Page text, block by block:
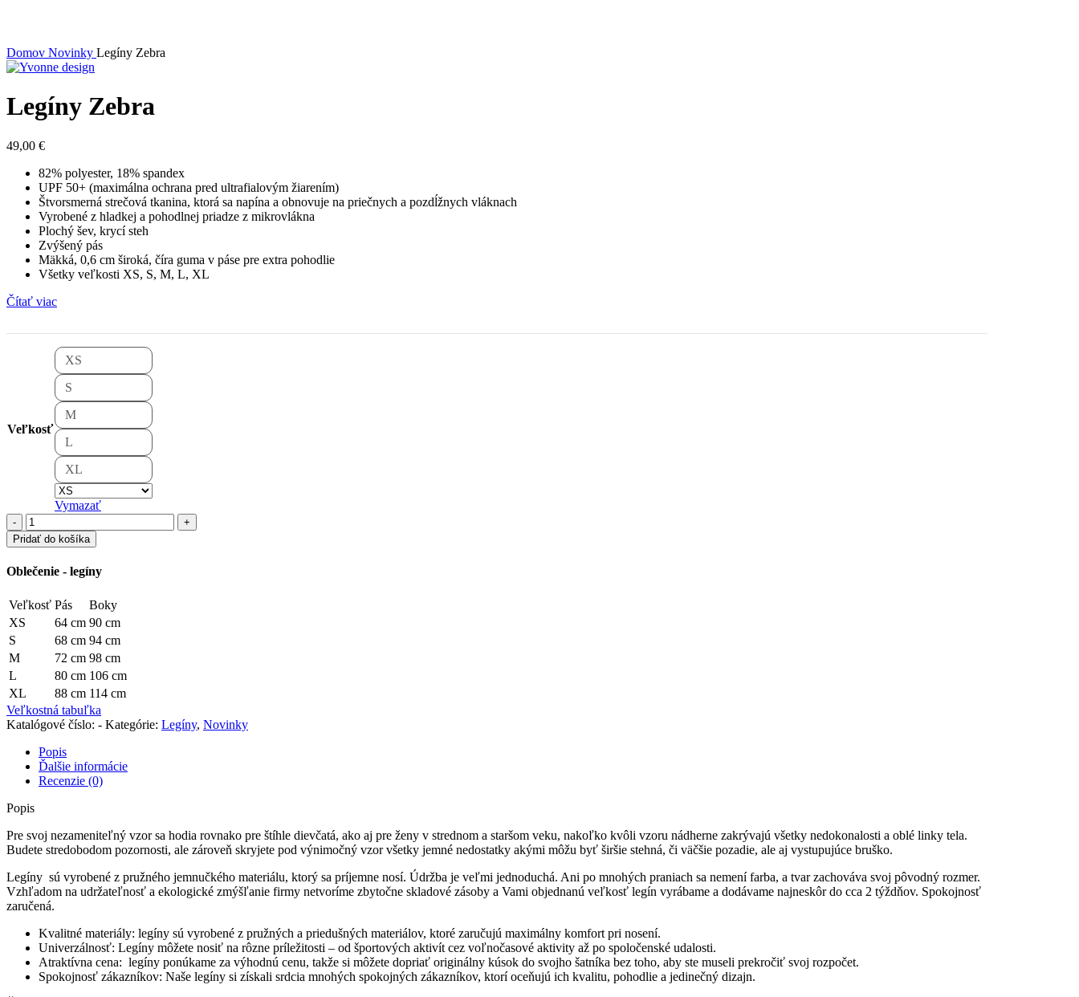
Domov Novinky Legíny Zebra
Legíny Zebra
49,00 €
82% polyester, 18% spandex
UPF 50+ (maximálna ochrana pred ultrafialovým žiarením)
Štvorsmerná strečová tkanina, ktorá sa napína a obnovuje na priečnych a pozdĺžnych vláknach
Vyrobené z hladkej a pohodlnej priadze z mikrovlákna
Plochý šev, krycí steh
Zvýšený pás
Mäkká, 0,6 cm široká, číra guma v páse pre extra pohodlie
Všetky veľkosti XS, S, M, L, XL
Čítať viac
Veľkosť
XS
S
M
L
XL
Vymazať
množstvo
Legíny
Zebra
Pridať do košíka
Oblečenie - legíny
Veľkosť Pás
Boky
XS
64 cm 90 cm
S
68 cm 94 cm
M
72 cm 98 cm
L
80 cm 106 cm
XL
88 cm 114 cm
Veľkostná tabuľka
Katalógové číslo: - Kategórie: Legíny, Novinky
Popis
Ďalšie informácie
Recenzie (0)
Popis
Pre svoj nezameniteľný vzor sa hodia rovnako pre štíhle dievčatá, ako aj pre ženy v strednom a staršom veku, nakoľko kvôli vzoru nádherne zakrývajú všetky nedokonalosti a oblé linky tela.
Budete stredobodom pozornosti, ale zároveň skryjete pod výnimočný vzor všetky jemné nedostatky akými môžu byť širšie stehná, či väčšie pozadie, ale aj vystupujúce bruško.
Legíny sú vyrobené z pružného jemnučkého materiálu, ktorý sa príjemne nosí. Údržba je veľmi jednoduchá. Ani po mnohých praniach sa nemení farba, a tvar zachováva svoj pôvodný rozmer.
Vzhľadom na udržateľnosť a ekologické zmýšľanie firmy netvoríme zbytočne skladové zásoby a Vami objednanú veľkosť legín vyrábame a dodávame najneskôr do cca 2 týždňov. Spokojnosť
zaručená.
Kvalitné materiály: legíny sú vyrobené z pružných a priedušných materiálov, ktoré zaručujú maximálny komfort pri nosení.
Univerzálnosť: Legíny môžete nosiť na rôzne príležitosti – od športových aktivít cez voľnočasové aktivity až po spoločenské udalosti.
Atraktívna cena: legíny ponúkame za výhodnú cenu, takže si môžete dopriať originálny kúsok do svojho šatníka bez toho, aby ste museli prekročiť svoj rozpočet.
Spokojnosť zákazníkov: Naše legíny si získali srdcia mnohých spokojných zákazníkov, ktorí oceňujú ich kvalitu, pohodlie a jedinečný dizajn.